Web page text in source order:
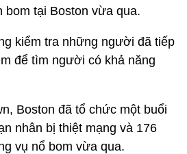
bom tại Boston vừa qua.
kiểm tra những người đã tiếp
để tìm người có khả năng
Boston đã tổ chức một buổi
nhân bị thiệt mạng và 176
vụ nổ bom vừa qua.